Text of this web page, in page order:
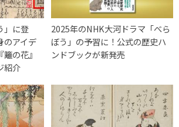
」に登
のアイデ
の花』
紹介
2025年のNHK大河ドラマ「べら
ぼう」の予習に！公式の歴史ハ
ンドブックが新発売